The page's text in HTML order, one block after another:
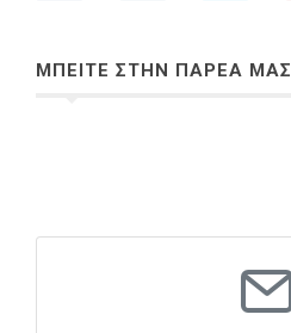
ΜΠΕΙΤΕ ΣΤΗΝ ΠΑΡΕΑ ΜΑΣ